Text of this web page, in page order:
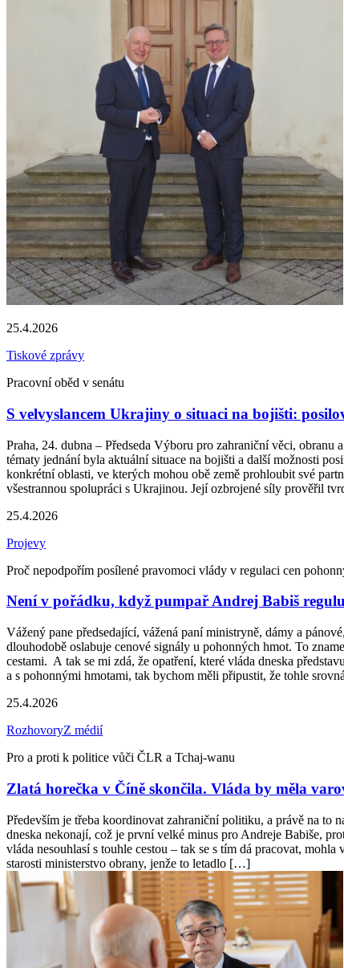
25.4.2026
Tiskové zprávy
Pracovní oběd v senátu
S velvyslancem Ukrajiny o situaci na bojišti:
Praha, 24. dubna – Předseda Výboru pro zahraniční věci,
tématy jednání byla aktuální situace na bojišti a další možnosti
konkrétní oblasti, ve kterých mohou obě země prohloubit své
všestrannou spolupráci s Ukrajinou. Její ozbrojené síly prověřil
25.4.2026
Projevy
Proč nepodpořím posílené pravomoci vlády v regulaci cen
Není v pořádku, když pumpař Andrej Babiš
Vážený pane předsedající, vážená paní ministryně, dámy a
dlouhodobě oslabuje cenové signály u pohonných hmot. To
cestami. A tak se mi zdá, že opatření, které vláda dneska
a s pohonnými hmotami, tak bychom měli připustit, že tohle
25.4.2026
RozhovoryZ médií
Pro a proti k politice vůči ČLR a Tchaj-wanu
Zlatá horečka v Číně skončila. Vláda by měla
Především je třeba koordinovat zahraniční politiku, a právě na to
dneska nekonají, což je první velké minus pro Andreje Babiše,
vláda nesouhlasí s touhle cestou – tak se s tím dá pracovat,
starosti ministerstvo obrany, jenže to letadlo […]